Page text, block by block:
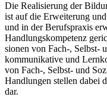
Die Realisierung der
ist auf die Er­weiterung
und in der Berufspraxis
Handlungskompetenz
sionen von Fach-, Selbst-
kommunikative und
von Fach-, Selbst- und
Handlungen stellen dabei
dar.